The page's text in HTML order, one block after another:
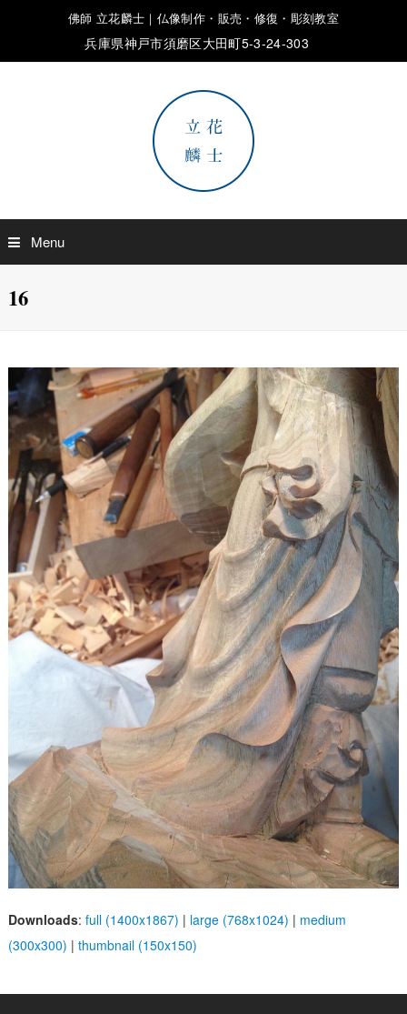
佛師 立花麟士｜仏像制作・販売・修復・彫刻教室
兵庫県神戸市須磨区大田町5-3-24-303
Menu
16
Downloads: full (1400x1867) | large (768x1024) | medium
(300x300) | thumbnail (150x150)